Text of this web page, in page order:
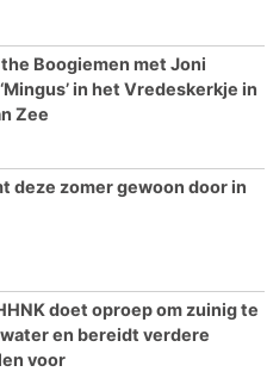
Boogiemen met Joni
in het Vredeskerkje in
Zee
deze zomer gewoon door in
doet oproep om zuinig te
en bereidt verdere
voor